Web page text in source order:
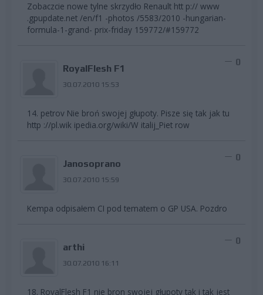
Zobaczcie nowe tylne skrzydło Renault htt p:// www
.gpupdate.net /en/f1 -photos /5583/2010 -hungarian-
formula-1-grand- prix-friday 159772/#159772
RoyalFlesh F1
30.07.2010 15:53
0
14. petrov Nie broń swojej głupoty. Pisze się tak jak tu
http ://pl.wik ipedia.org/wiki/W italij_Piet row
Janosoprano
30.07.2010 15:59
0
Kempa odpisałem CI pod tematem o GP USA. Pozdro
arthi
30.07.2010 16:11
0
18. RoyalFlesh F1 nie bron swojej głupoty tak i tak jest